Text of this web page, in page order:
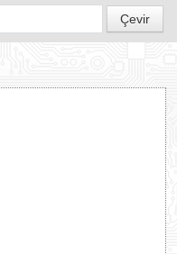
TƏDBİRLƏR
PROQRAMLAR
Çevir